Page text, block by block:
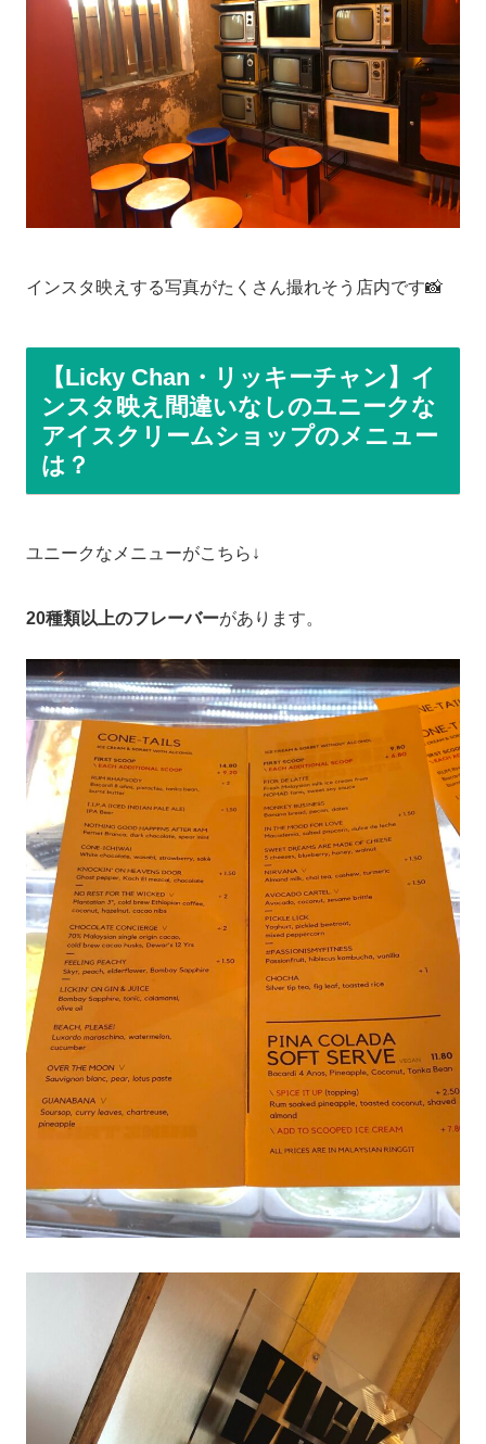
インスタ映えする写真がたくさん撮れそう店内です📸
【Licky Chan・リッキーチャン】イ
ンスタ映え間違いなしのユニークな
アイスクリームショップのメニュー
は？
ユニークなメニューがこちら↓
20種類以上のフレーバーがあります。